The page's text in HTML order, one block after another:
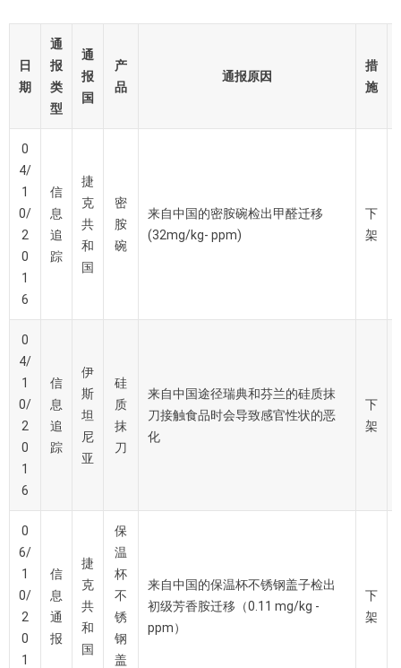
日
期
通
报
类
型
通
报
国
产
品
通报原因
措
施
0
4/
1
0/
2
0
1
6
信
息
追
踪
捷
克
共
和
国
密
胺
碗
来自中国的密胺碗检出甲醛迁移
(32mg/kg- ppm)
下
架
0
4/
1
0/
2
0
1
6
信
息
追
踪
伊
斯
坦
尼
亚
硅
质
抹
刀
来自中国途径瑞典和芬兰的硅质抹
刀接触食品时会导致感官性状的恶
化
下
架
0
6/
1
0/
2
0
1
信
息
通
报
捷
克
共
和
国
保
温
杯
不
锈
钢
盖
来自中国的保温杯不锈钢盖子检出
初级芳香胺迁移（0.11 mg/kg -
ppm）
下
架